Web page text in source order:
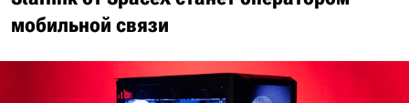
мобильной связи